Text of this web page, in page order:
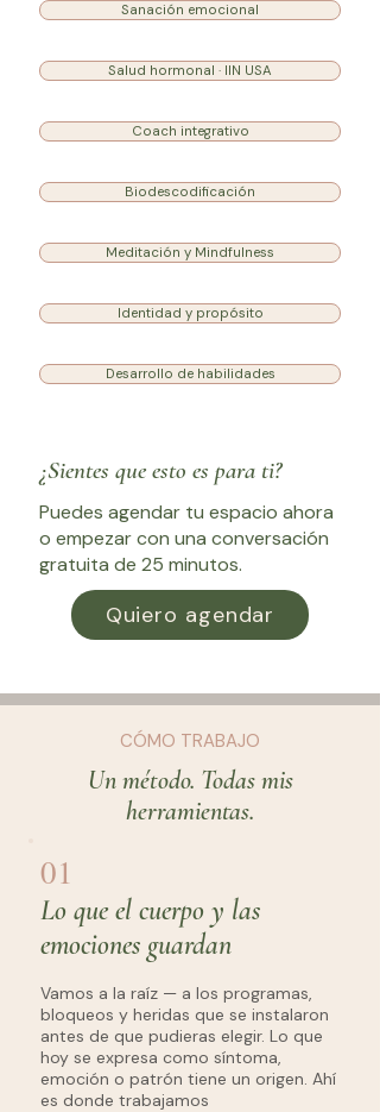
Sanación emocional
Salud hormonal · IIN USA
Coach integrativo
Biodescodificación
Meditación y Mindfulness
Identidad y propósito
Desarrollo de habilidades
¿Sientes que esto es para ti?
Puedes agendar tu espacio ahora
o empezar con una conversación
gratuita de 25 minutos.
Quiero agendar
CÓMO TRABAJO
Un método. Todas mis
herramientas.
01
Lo que el cuerpo y las
emociones guardan
Vamos a la raíz — a los programas,
bloqueos y heridas que se instalaron
antes de que pudieras elegir. Lo que
hoy se expresa como síntoma,
emoción o patrón tiene un origen. Ahí
es donde trabajamos